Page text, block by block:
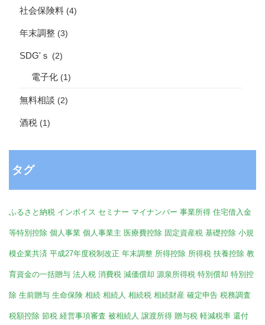
社会保険料 (4)
年末調整 (3)
SDG'ｓ (2)
電子化 (1)
無料相談 (2)
酒税 (1)
タグ
ふるさと納税 インボイス セミナー マイナンバー 事業所得 住宅借入金
等特別控除 個人事業 個人事業主 医療費控除 固定資産税 基礎控除 小規
模企業共済 平成27年度税制改正 年末調整 所得控除 所得税 扶養控除 教
育資金の一括贈与 法人税 消費税 減価償却 源泉所得税 特別償却 特別控
除 生前贈与 生命保険 相続 相続人 相続税 相続財産 確定申告 税務調査
税額控除 節税 経営事項審査 被相続人 譲渡所得 贈与税 軽減税率 還付